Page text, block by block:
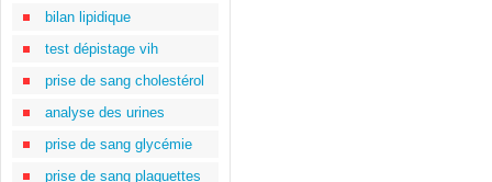
bilan lipidique
test dépistage vih
prise de sang cholestérol
analyse des urines
prise de sang glycémie
prise de sang plaquettes